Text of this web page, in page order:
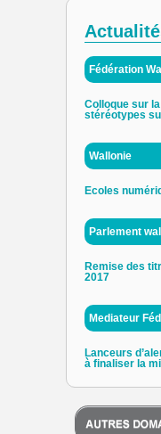
Fédération
Colloque sur
stéréotypes
Wallonie
Ecoles
Parlement
Remise des
2017
Mediateur
Lanceurs
à finaliser la